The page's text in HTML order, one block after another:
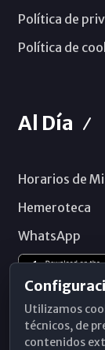
Política de
Política de
Al Día
Horarios de
Hemeroteca
WhatsApp
Utilizamos
técnicos, de
contenidos